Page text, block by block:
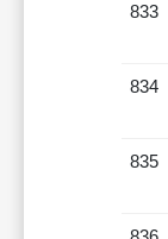
833
834
835